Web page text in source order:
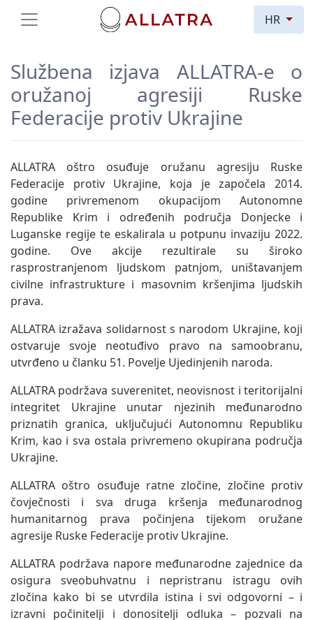
HR
Službena izjava ALLATRA-e o
oružanoj agresiji Ruske
Federacije protiv Ukrajine
ALLATRA oštro osuđuje oružanu agresiju Ruske
Federacije protiv Ukrajine, koja je započela 2014.
godine privremenom okupacijom Autonomne
Republike Krim i određenih područja Donjecke i
Luganske regije te eskalirala u potpunu invaziju 2022.
godine. Ove akcije rezultirale su široko
rasprostranjenom ljudskom patnjom, uništavanjem
civilne infrastrukture i masovnim kršenjima ljudskih
prava.
ALLATRA izražava solidarnost s narodom Ukrajine, koji
ostvaruje svoje neotuđivo pravo na samoobranu,
utvrđeno u članku 51. Povelje Ujedinjenih naroda.
ALLATRA podržava suverenitet, neovisnost i teritorijalni
integritet Ukrajine unutar njezinih međunarodno
priznatih granica, uključujući Autonomnu Republiku
Krim, kao i sva ostala privremeno okupirana područja
Ukrajine.
ALLATRA oštro osuđuje ratne zločine, zločine protiv
čovječnosti i sva druga kršenja međunarodnog
humanitarnog prava počinjena tijekom oružane
agresije Ruske Federacije protiv Ukrajine.
ALLATRA podržava napore međunarodne zajednice da
osigura sveobuhvatnu i nepristranu istragu ovih
zločina kako bi se utvrdila istina i svi odgovorni – i
izravni počinitelji i donositelji odluka – pozvali na